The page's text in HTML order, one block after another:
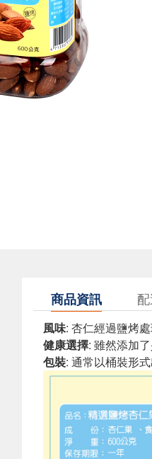
商品資訊
風味: 杏仁經過鹽烤
健康選擇: 雖然添加
包裝: 通常以桶裝形